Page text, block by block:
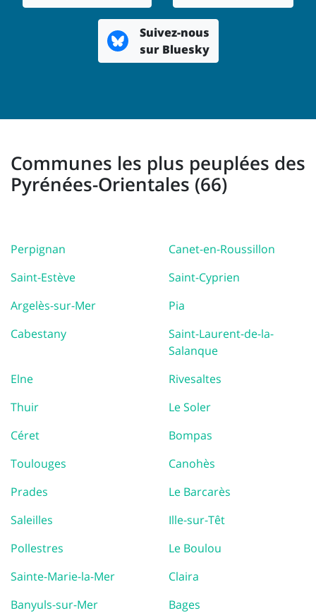
Suivez-nous
sur Bluesky
Communes les plus peuplées des
Pyrénées-Orientales (66)
Perpignan
Canet-en-Roussillon
Saint-Estève
Saint-Cyprien
Argelès-sur-Mer
Pia
Cabestany
Saint-Laurent-de-la-
Salanque
Elne
Rivesaltes
Thuir
Le Soler
Céret
Bompas
Toulouges
Canohès
Prades
Le Barcarès
Saleilles
Ille-sur-Têt
Pollestres
Le Boulou
Sainte-Marie-la-Mer
Claira
Banyuls-sur-Mer
Bages